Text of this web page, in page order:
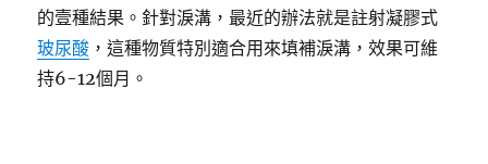
的壹種結果。針對淚溝，最近的辦法就是註射凝膠式
玻尿酸 ，這種物質特別適合用來填補淚溝，效果可維
持6-12個月。